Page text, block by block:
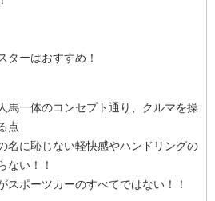
ターはおすすめ！
馬一体のコンセプト通り、クルマを操
点
名に恥じない軽快感やハンドリングの
ない！！
スポーツカーのすべてではない！！